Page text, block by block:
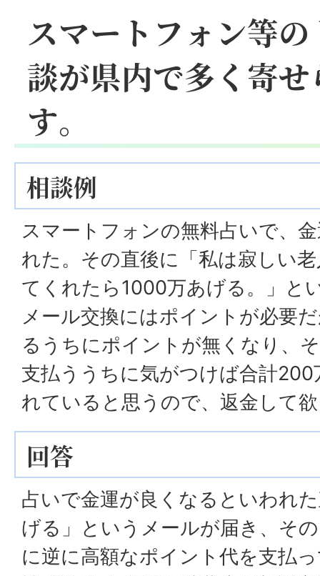
スマートフォン等
談が県内で多く寄
す。
相談例
スマートフォンの無料占いで、
れた。その直後に「私は寂しい
てくれたら1000万あげる。」と
メール交換にはポイントが必要
るうちにポイントが無くなり、
支払ううちに気がつけば合計
れていると思うので、返金して
回答
占いで金運が良くなるといわれ
げる」というメールが届き、そ
に逆に高額なポイント代を支払